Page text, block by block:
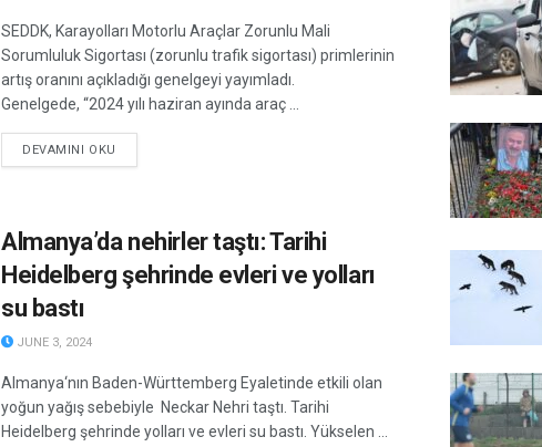
SEDDK, Karayolları Motorlu Araçlar Zorunlu Mali
Sorumluluk Sigortası (zorunlu trafik sigortası) primlerinin
artış oranını açıkladığı genelgeyi yayımladı.
Genelgede, “2024 yılı haziran ayında araç ...
DEVAMINI OKU
Almanya’da nehirler taştı: Tarihi
Heidelberg şehrinde evleri ve yolları
su bastı
JUNE 3, 2024
Almanya‘nın Baden-Württemberg Eyaletinde etkili olan
yoğun yağış sebebiyle Neckar Nehri taştı. Tarihi
Heidelberg şehrinde yolları ve evleri su bastı. Yükselen ...